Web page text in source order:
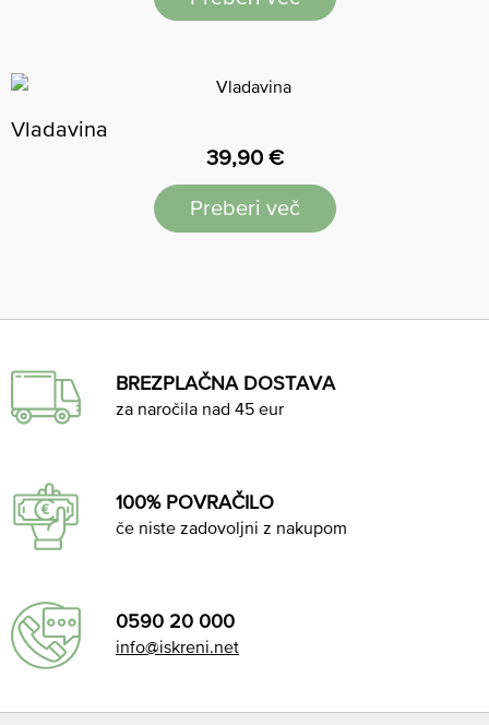
Vladavina
39,90 €
Preberi več
BREZPLAČNA DOSTAVA
za naročila nad 45 eur
100% POVRAČILO
če niste zadovoljni z nakupom
0590 20 000
info@iskreni.net